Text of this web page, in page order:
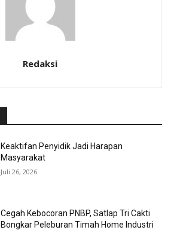
Redaksi
Keaktifan Penyidik Jadi Harapan
Masyarakat
Juli 26, 2026
Cegah Kebocoran PNBP, Satlap Tri Cakti
Bongkar Peleburan Timah Home Industri